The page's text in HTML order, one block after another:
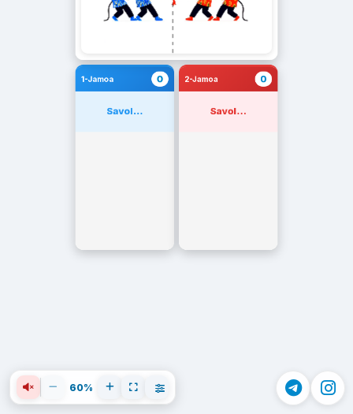
1-Jamoa 0
Savol...
2-Jamoa 0
Savol...
60%